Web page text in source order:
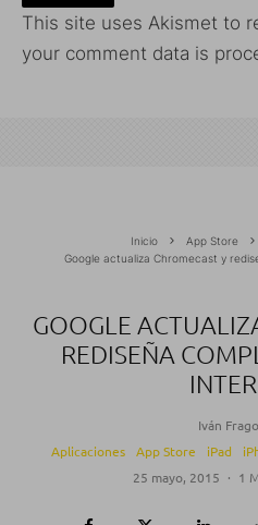
This site uses Akismet to
your comment data is
Inicio App Store
Google actualiza Chromecast y
GOOGLE
REDISEÑA
Iván
Aplicaciones
App Store iPad
25 mayo, 2015 · 1